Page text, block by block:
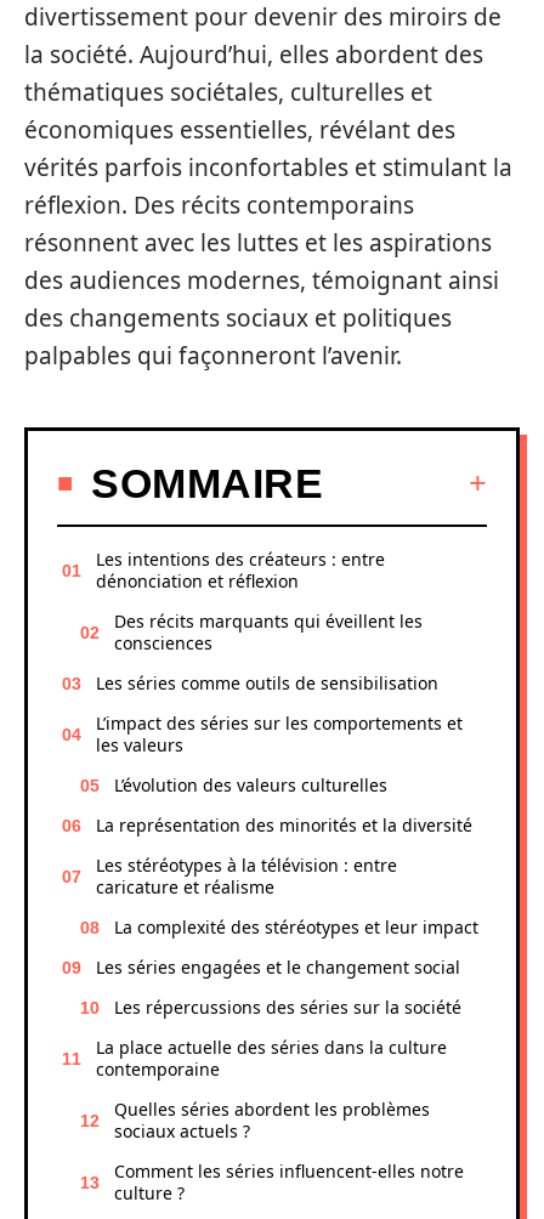
divertissement pour devenir des miroirs de
la société. Aujourd’hui, elles abordent des
thématiques sociétales, culturelles et
économiques essentielles, révélant des
vérités parfois inconfortables et stimulant la
réflexion. Des récits contemporains
résonnent avec les luttes et les aspirations
des audiences modernes, témoignant ainsi
des changements sociaux et politiques
palpables qui façonneront l’avenir.
SOMMAIRE
Les intentions des créateurs : entre
dénonciation et réflexion
Des récits marquants qui éveillent les
consciences
Les séries comme outils de sensibilisation
L’impact des séries sur les comportements et
les valeurs
L’évolution des valeurs culturelles
La représentation des minorités et la diversité
Les stéréotypes à la télévision : entre
caricature et réalisme
La complexité des stéréotypes et leur impact
Les séries engagées et le changement social
Les répercussions des séries sur la société
La place actuelle des séries dans la culture
contemporaine
Quelles séries abordent les problèmes
sociaux actuels ?
Comment les séries influencent-elles notre
culture ?